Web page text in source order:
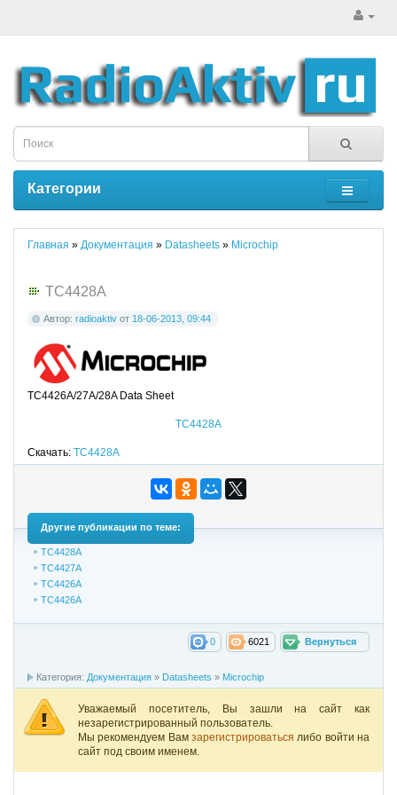
Категории
Главная » Документация » Datasheets » Microchip
TC4428A
Автор: radioaktiv от 18-06-2013, 09:44
TC4426A/27A/28A Data Sheet
TC4428A
Скачать: TC4428A
Другие публикации по теме:
TC4428A
TC4427A
TC4426A
TC4426A
Вернуться
6021
0
Категория: Документация » Datasheets » Microchip
Уважаемый посетитель, Вы зашли на сайт как
незарегистрированный пользователь.
Мы рекомендуем Вам зарегистрироватьсялибо войти на
сайт под своим именем.